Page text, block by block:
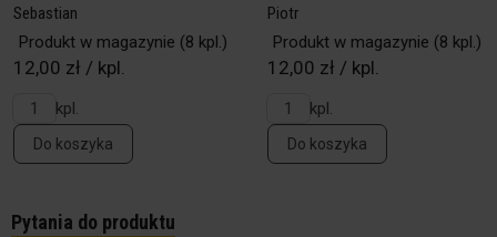
Sebastian
Produkt w magazynie (8 kpl.)
12,00 zł / kpl.
kpl.
Do koszyka
Piotr
Produkt w magazynie (8 kpl.)
12,00 zł / kpl.
kpl.
Do koszyka
Pytania do produktu